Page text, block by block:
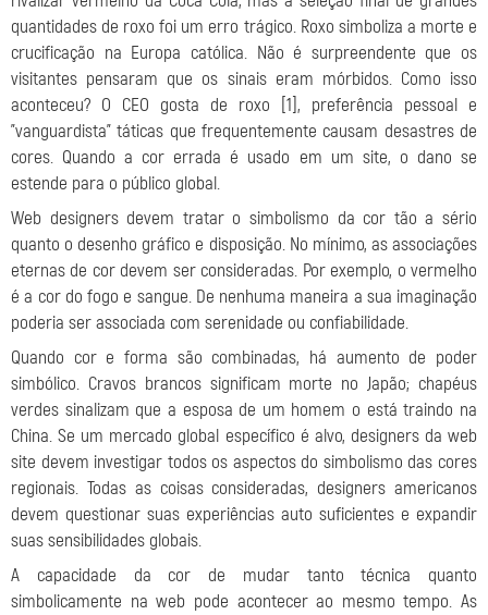
quantidades de roxo foi um erro trágico. Roxo simboliza a morte e
crucificação na Europa católica. Não é surpreendente que os
visitantes pensaram que os sinais eram mórbidos. Como isso
aconteceu? O CEO gosta de roxo [1], preferência pessoal e
"vanguardista" táticas que frequentemente causam desastres de
cores. Quando a cor errada é usado em um site, o dano se
estende para o público global.
Web designers devem tratar o simbolismo da cor tão a sério
quanto o desenho gráfico e disposição. No mínimo, as associações
eternas de cor devem ser consideradas. Por exemplo, o vermelho
é a cor do fogo e sangue. De nenhuma maneira a sua imaginação
poderia ser associada com serenidade ou confiabilidade.
Quando cor e forma são combinadas, há aumento de poder
simbólico. Cravos brancos significam morte no Japão; chapéus
verdes sinalizam que a esposa de um homem o está traindo na
China. Se um mercado global específico é alvo, designers da web
site devem investigar todos os aspectos do simbolismo das cores
regionais. Todas as coisas consideradas, designers americanos
devem questionar suas experiências auto suficientes e expandir
suas sensibilidades globais.
A capacidade da cor de mudar tanto técnica quanto
simbolicamente na web pode acontecer ao mesmo tempo. As